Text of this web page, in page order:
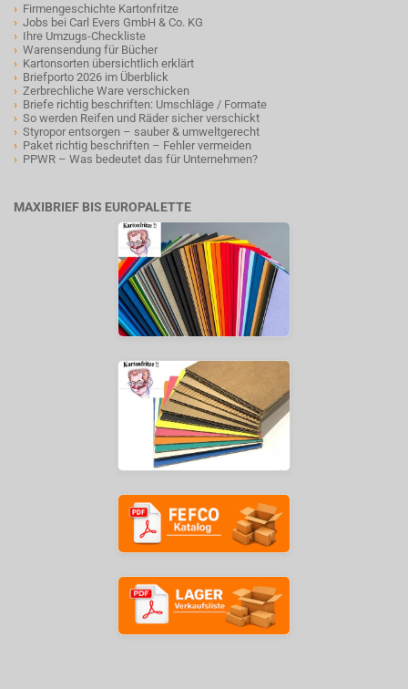
› Firmengeschichte Kartonfritze
› Jobs bei Carl Evers GmbH & Co. KG
› Ihre Umzugs-Checkliste
› Warensendung für Bücher
› Kartonsorten übersichtlich erklärt
› Briefporto 2026 im Überblick
› Zerbrechliche Ware verschicken
› Briefe richtig beschriften: Umschläge / Formate
› So werden Reifen und Räder sicher verschickt
› Styropor entsorgen – sauber & umweltgerecht
› Paket richtig beschriften – Fehler vermeiden
› PPWR – Was bedeutet das für Unternehmen?
MAXIBRIEF BIS EUROPALETTE